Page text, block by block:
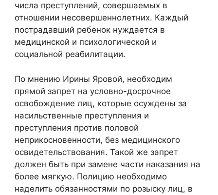
числа преступлений, совершаемых в
отношении несовершеннолетних. Каждый
пострадавший ребенок нуждается в
медицинской и психологической и
социальной реабилитации.
По мнению Ирины Яровой, необходим
прямой запрет на условно-досрочное
освобождение лиц, которые осуждены за
насильственные преступления и
преступления против половой
неприкосновенности, без медицинского
освидетельствования. Такой же запрет
должен быть при замене части наказания на
более мягкую. Полицию необходимо
наделить обязанностями по розыску лиц, в